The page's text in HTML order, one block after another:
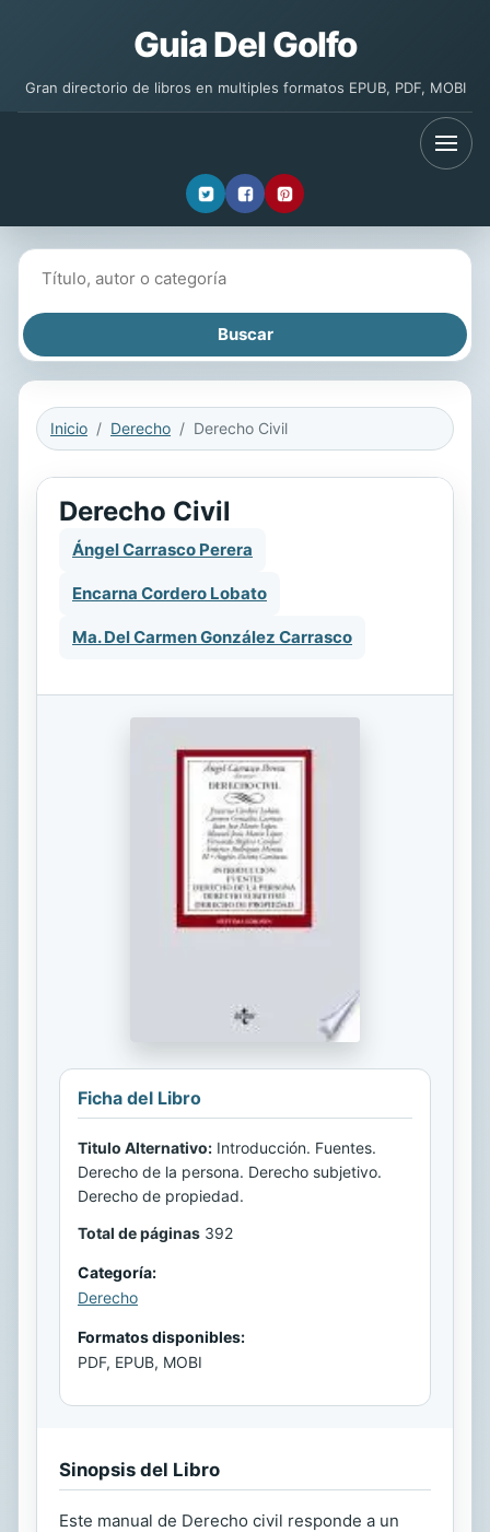
Guia Del Golfo
Gran directorio de libros en multiples formatos EPUB, PDF, MOBI
Inicio Derecho Derecho Civil
Derecho Civil
Ángel Carrasco Perera
Encarna Cordero Lobato
Ma. Del Carmen González Carrasco
Ficha del Libro
Titulo Alternativo: Introducción. Fuentes.
Derecho de la persona. Derecho subjetivo.
Derecho de propiedad.
Total de páginas 392
Categoría:
Derecho
Formatos disponibles:
PDF, EPUB, MOBI
Sinopsis del Libro
Este manual de Derecho civil responde a un